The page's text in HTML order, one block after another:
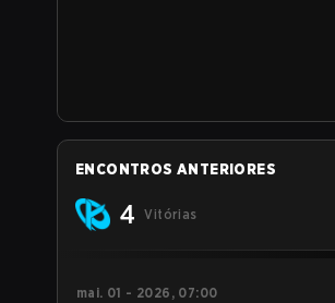
ENCONTROS ANTERIORES
4 Vitórias
mai. 01 - 2026, 07:00